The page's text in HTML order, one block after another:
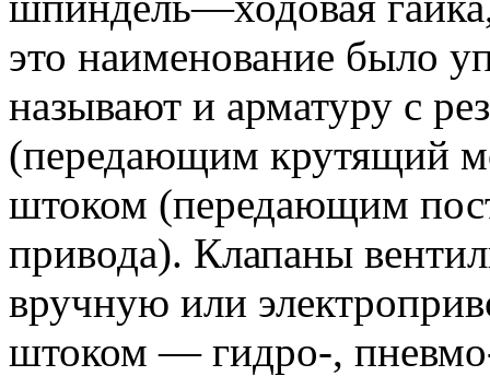
это наименование было
называют и арматуру с
(передающим крутящий
штоком (передающим
привода). Клапаны
вручную или
штоком — гидро-,